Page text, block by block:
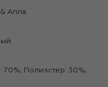
& Anna
70%; Полиэстер: 30%;